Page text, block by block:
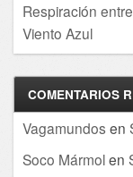
Respiración
Viento Azul
COMENTARIOS
Vagamundos en
Soco Mármolen